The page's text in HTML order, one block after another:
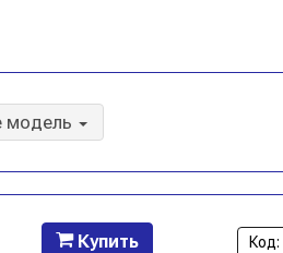
модель
Купить Код: